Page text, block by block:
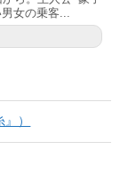
男女の乗客...
）